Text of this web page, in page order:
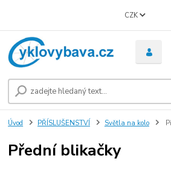
CZK
Úvod PŘÍSLUŠENSTVÍ Světla na kolo
Přední blikačky